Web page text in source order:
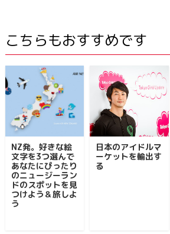
こちらもおすすめです
NZ発。好きな絵
文字を3つ選んで
あなたにぴったり
のニュージーラン
ドのスポットを見
つけよう＆旅しよ
う
日本のアイドルマ
ーケットを輸出す
る